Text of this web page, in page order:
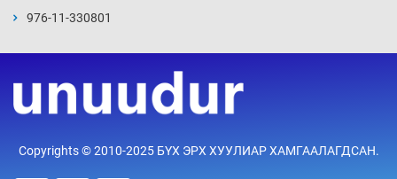
16 цаг 57 мин
үйлчилж буй гэв
976-11-330801
Copyrights © 2010-2025 БҮХ ЭРХ ХУУЛИАР ХАМГААЛАГДСАН.